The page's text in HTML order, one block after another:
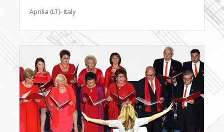
Aprilia (LT)- Italy